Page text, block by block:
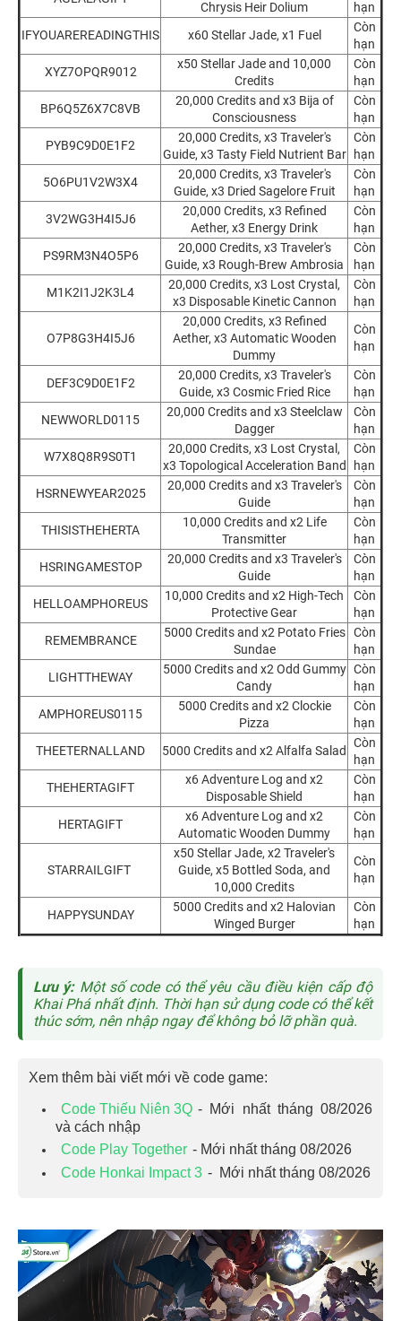
Chrysis Heir Dolium
hạn
IFYOUAREREADINGTHIS
x60 Stellar Jade, x1 Fuel
Còn
hạn
XYZ7OPQR9012
x50 Stellar Jade and 10,000
Credits
Còn
hạn
BP6Q5Z6X7C8VB
20,000 Credits and x3 Bija of
Consciousness
Còn
hạn
PYB9C9D0E1F2
20,000 Credits, x3 Traveler's
Guide, x3 Tasty Field Nutrient Bar
Còn
hạn
5O6PU1V2W3X4
20,000 Credits, x3 Traveler's
Guide, x3 Dried Sagelore Fruit
Còn
hạn
3V2WG3H4I5J6
20,000 Credits, x3 Refined
Aether, x3 Energy Drink
Còn
hạn
PS9RM3N4O5P6
20,000 Credits, x3 Traveler's
Guide, x3 Rough-Brew Ambrosia
Còn
hạn
M1K2I1J2K3L4
20,000 Credits, x3 Lost Crystal,
x3 Disposable Kinetic Cannon
Còn
hạn
O7P8G3H4I5J6
20,000 Credits, x3 Refined
Aether, x3 Automatic Wooden
Dummy
Còn
hạn
DEF3C9D0E1F2
20,000 Credits, x3 Traveler's
Guide, x3 Cosmic Fried Rice
Còn
hạn
NEWWORLD0115
20,000 Credits and x3 Steelclaw
Dagger
Còn
hạn
W7X8Q8R9S0T1
20,000 Credits, x3 Lost Crystal,
x3 Topological Acceleration Band
Còn
hạn
HSRNEWYEAR2025
20,000 Credits and x3 Traveler's
Guide
Còn
hạn
THISISTHEHERTA
10,000 Credits and x2 Life
Transmitter
Còn
hạn
HSRINGAMESTOP
20,000 Credits and x3 Traveler's
Guide
Còn
hạn
HELLOAMPHOREUS
10,000 Credits and x2 High-Tech
Protective Gear
Còn
hạn
REMEMBRANCE
5000 Credits and x2 Potato Fries
Sundae
Còn
hạn
LIGHTTHEWAY
5000 Credits and x2 Odd Gummy
Candy
Còn
hạn
AMPHOREUS0115
5000 Credits and x2 Clockie
Pizza
Còn
hạn
THEETERNALLAND
5000 Credits and x2 Alfalfa Salad
Còn
hạn
THEHERTAGIFT
x6 Adventure Log and x2
Disposable Shield
Còn
hạn
HERTAGIFT
x6 Adventure Log and x2
Automatic Wooden Dummy
Còn
hạn
STARRAILGIFT
x50 Stellar Jade, x2 Traveler's
Guide, x5 Bottled Soda, and
10,000 Credits
Còn
hạn
HAPPYSUNDAY
5000 Credits and x2 Halovian
Winged Burger
Còn
hạn
Lưu ý: Một số code có thể yêu cầu điều kiện cấp độ
Khai Phá nhất định. Thời hạn sử dụng code có thể kết
thúc sớm, nên nhập ngay để không bỏ lỡ phần quà.
Xem thêm bài viết mới về code game:
Code Thiếu Niên 3Q - Mới nhất tháng 08/2026
và cách nhập
Code Play Together - Mới nhất tháng 08/2026
Code Honkai Impact 3 - Mới nhất tháng 08/2026